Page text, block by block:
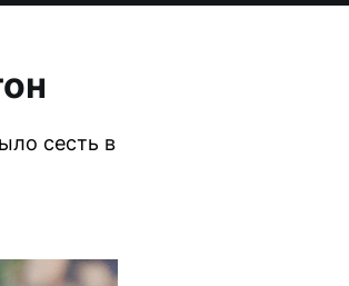
сесть в